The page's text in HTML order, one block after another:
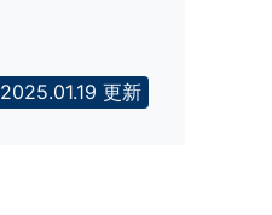
2025.01.19 更新